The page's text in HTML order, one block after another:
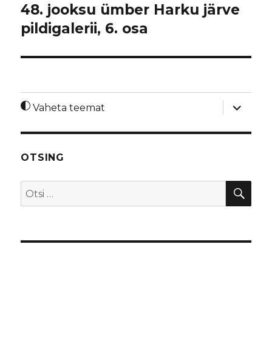
48. jooksu ümber Harku järve
pildigalerii, 6. osa
Vaheta teemat
laienda
OTSING
Otsi: